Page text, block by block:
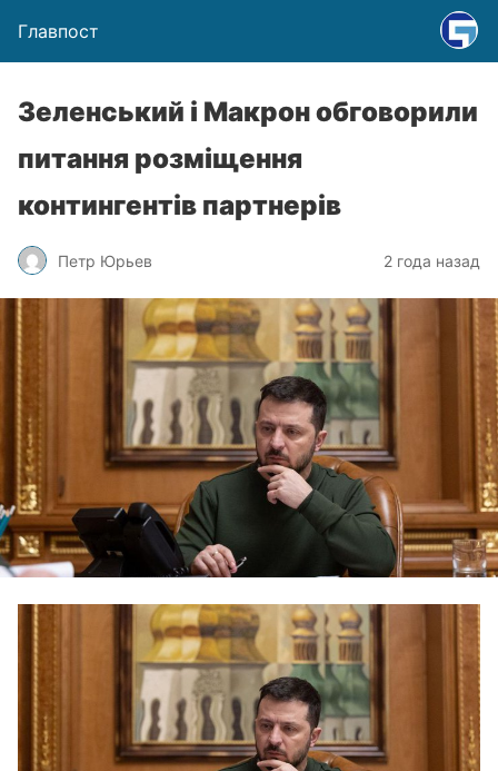
Главпост
Зеленський і Макрон обговорили
питання розміщення
контингентів партнерів
Петр Юрьев 2 года назад